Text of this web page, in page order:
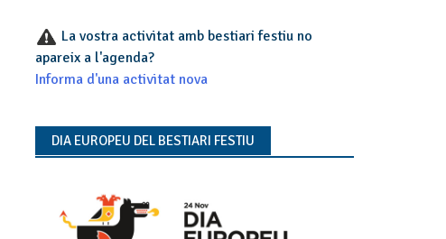
La vostra activitat amb bestiari festiu no
apareix a l'agenda?
Informa d'una activitat nova
DIA EUROPEU DEL BESTIARI FESTIU